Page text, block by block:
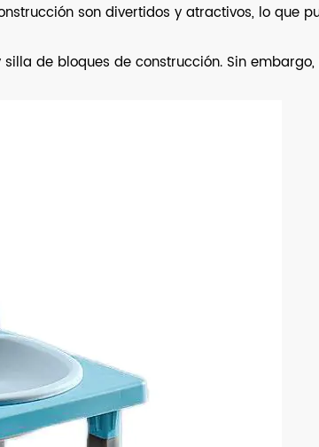
son divertidos y atractivos, lo que
de bloques de construcción. Sin